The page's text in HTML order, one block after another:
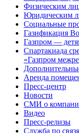
Физическим
Юридическим
Социальные
Газификация
Газпром —
Спартакиада
«Газпром
Аренда
Пресс-центр
Новости
СМИ о
Видео
Пресс-релизы
Служба по